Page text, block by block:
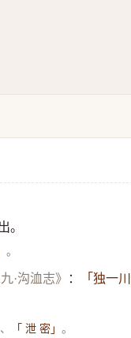
。
。
·沟洫志》 ： 「独一
、 「 泄 密」。